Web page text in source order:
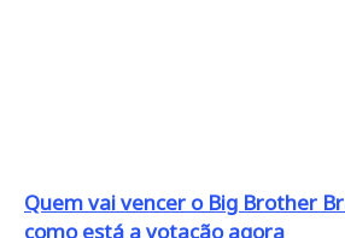
Quem vai vencer o Big Brother
como está a votação agora